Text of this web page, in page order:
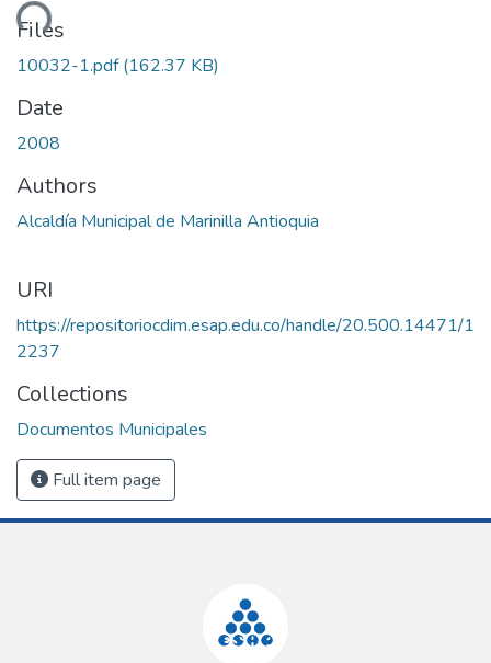
Files
10032-1.pdf(162.37 KB)
Date
2008
Authors
Alcaldía Municipal de Marinilla Antioquia
URI
https://repositoriocdim.esap.edu.co/handle/20.500.14471/1
2237
Collections
Documentos Municipales
Full item page